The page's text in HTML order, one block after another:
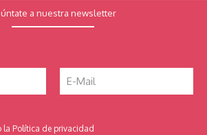
a nuestra newsletter
la Política de privacidad